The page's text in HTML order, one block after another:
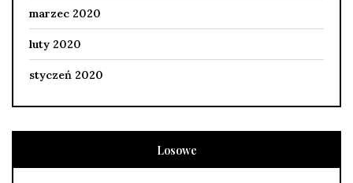
marzec 2020
luty 2020
styczeń 2020
Losowe